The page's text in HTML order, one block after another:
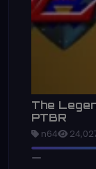
The
PTBR
n64